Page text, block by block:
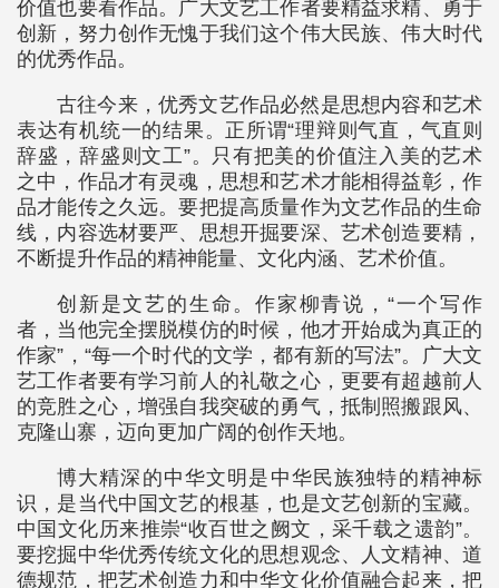
价值也要看作品。广大文艺工作者要精益求精、勇于
创新，努力创作无愧于我们这个伟大民族、伟大时代
的优秀作品。
古往今来，优秀文艺作品必然是思想内容和艺术
表达有机统一的结果。正所谓“理辩则气直，气直则
辞盛，辞盛则文工”。只有把美的价值注入美的艺术
之中，作品才有灵魂，思想和艺术才能相得益彰，作
品才能传之久远。要把提高质量作为文艺作品的生命
线，内容选材要严、思想开掘要深、艺术创造要精，
不断提升作品的精神能量、文化内涵、艺术价值。
创新是文艺的生命。作家柳青说，“一个写作
者，当他完全摆脱模仿的时候，他才开始成为真正的
作家”，“每一个时代的文学，都有新的写法”。广大文
艺工作者要有学习前人的礼敬之心，更要有超越前人
的竞胜之心，增强自我突破的勇气，抵制照搬跟风、
克隆山寨，迈向更加广阔的创作天地。
博大精深的中华文明是中华民族独特的精神标
识，是当代中国文艺的根基，也是文艺创新的宝藏。
中国文化历来推崇“收百世之阙文，采千载之遗韵”。
要挖掘中华优秀传统文化的思想观念、人文精神、道
德规范，把艺术创造力和中华文化价值融合起来，把